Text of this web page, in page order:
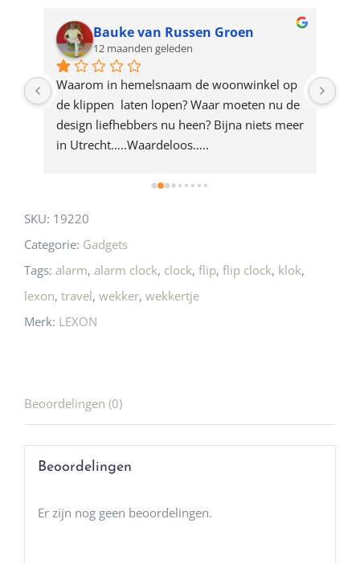
product
Bauke van Russen Groen
12 maanden geleden
Waarom in hemelsnaam de woonwinkel op
de klippen  laten lopen? Waar moeten nu de
design liefhebbers nu heen? Bijna niets meer
in Utrecht…..Waardeloos…..
SKU: 19220
Categorie: Gadgets
Tags: alarm, alarm clock, clock, flip, flip clock, klok,
lexon, travel, wekker, wekkertje
Merk: LEXON
Beoordelingen (0)
Beoordelingen
Er zijn nog geen beoordelingen.